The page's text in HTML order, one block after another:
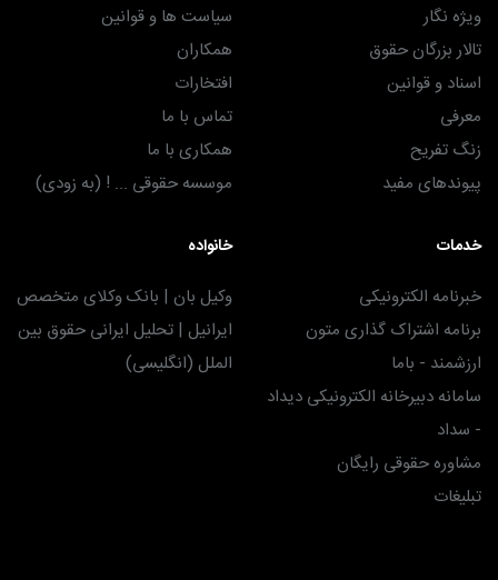
ویژه نگار
تالار بزرگان حقوق
اسناد و قوانین
معرفی
زنگ تفریح
پیوندهای مفید
سیاست ها و قوانین
همکاران
افتخارات
تماس با ما
همکاری با ما
موسسه حقوقی ... ! (به زودی)
خدمات
خبرنامه الکترونیکی
برنامه اشتراک گذاری متون
ارزشمند - باما
سامانه دبیرخانه الکترونیکی دیداد
- سداد
مشاوره حقوقی رایگان
تبلیغات
خانواده
وکیل بان | بانک وکلای متخصص
ایرانیل | تحلیل ایرانی حقوق بین
الملل (انگلیسی)